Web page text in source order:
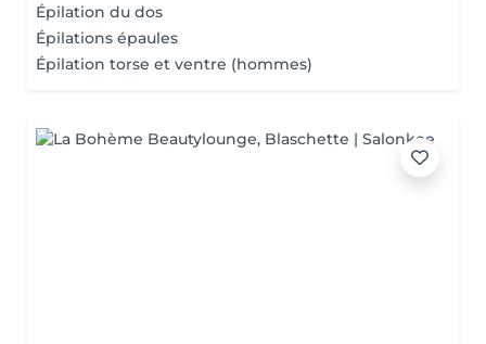
Épilation du dos
Épilations épaules
Épilation torse et ventre (hommes)